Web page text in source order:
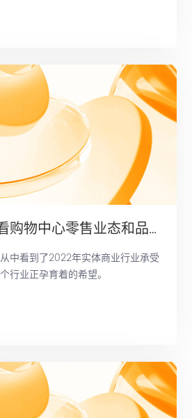
结合企业内部实践情况，在本次论
从《桔皮书》看购物中心零售业态和品牌变化
中看到了2022年实体商业行业承受
行业正孕育着的希望。